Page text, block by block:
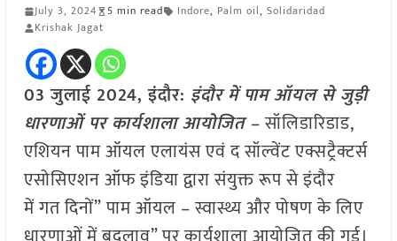
July 3, 2024 5 min read Indore, Palm oil, Solidaridad
Krishak Jagat
03 जुलाई 2024,इंदौर: इंदौर में पाम ऑयल से जुड़ी
धारणाओं पर कार्यशाला आयोजित –सॉलिडारिडाड,
एशियन पाम ऑयल एलायंस एवं द सॉल्वेंट एक्सट्रैक्टर्स
एसोसिएशन ऑफ इंडिया द्वारा संयुक्त रूप से इंदौर
में गत दिनों” पाम ऑयल – स्वास्थ्य और पोषण के लिए